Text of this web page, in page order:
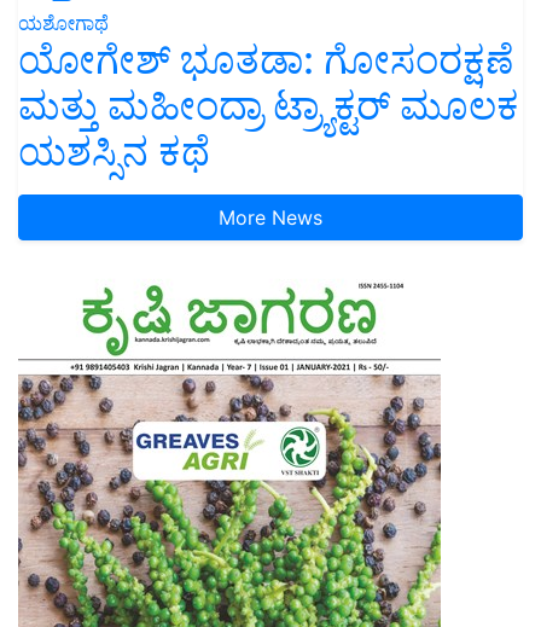
ಯಶೋಗಾಥೆ
ಯೋಗೇಶ್ ಭೂತಡಾ: ಗೋಸಂರಕ್ಷಣೆ
ಮತ್ತು ಮಹೀಂದ್ರಾ ಟ್ರ್ಯಾಕ್ಟರ್ ಮೂಲಕ
ಯಶಸ್ಸಿನ ಕಥೆ
More News